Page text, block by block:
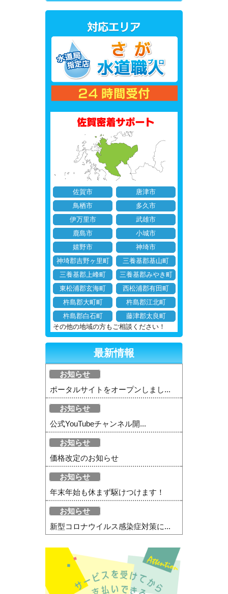
佐賀市
唐津市
鳥栖市
多久市
伊万里市
武雄市
鹿島市
小城市
嬉野市
神埼市
神埼郡吉野ヶ里町
三養基郡基山町
三養基郡上峰町
三養基郡みやき町
東松浦郡玄海町
西松浦郡有田町
杵島郡大町町
杵島郡江北町
杵島郡白石町
藤津郡太良町
その他の地域の方もご相談ください！
最新情報
お知らせ
ポータルサイトをオープンしまし...
お知らせ
公式YouTubeチャンネル開...
お知らせ
価格改定のお知らせ
お知らせ
年末年始も休まず駆けつけます！
お知らせ
新型コロナウイルス感染症対策に...